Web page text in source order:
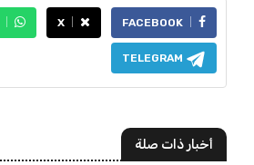
FACEBOOK
X
TELEGRAM
أخبار ذات صلة